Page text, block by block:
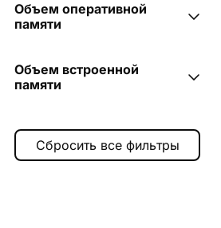
зелёный
Объем оперативной
памяти
12 ГБ
Объем встроенной
памяти
512 ГБ3